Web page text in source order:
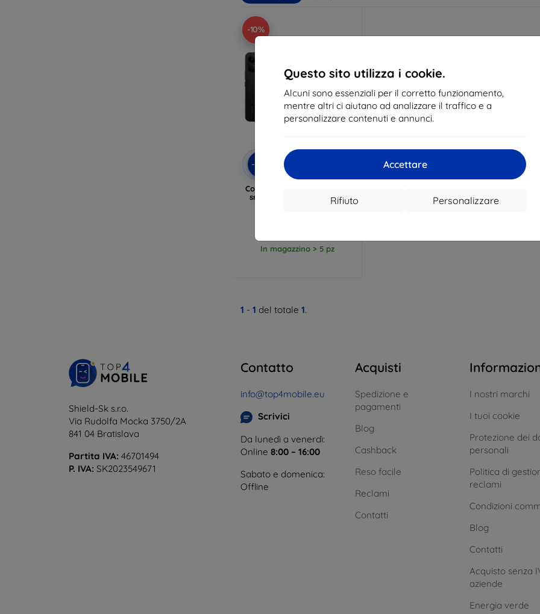
Questo sito utilizza i cookie.
Alcuni sono essenziali per il corretto funzionamento,
mentre altri ci aiutano ad analizzare il traffico e a
personalizzare contenuti e annunci.
Accettare
Personalizzare
Rifiuto
-10%
-10%
Codice
sconto
Cover trasparente 3mk per
smartphone Poco X8 Pro
In magazzino > 5 pz
1 - 1 del totale 1.
Shield-Sk s.r.o.
Via Rudolfa Mocka 3750/2A
841 04 Bratislava
Partita IVA: 46701494
P. IVA: SK2023549671
Contatto
info@top4mobile.eu
Scrivici
Da lunedì a venerdì:
Online 8:00 – 16:00
Sabato e domenica:
Offline
Acquisti
Spedizione e
pagamenti
Blog
Cashback
Reso facile
Reclami
Contatti
I nostri marchi
I tuoi cookie
Protezione dei
personali
Politica di
reclami
Condizioni
Blog
Contatti
Acquisto senza
aziende
Energia verde